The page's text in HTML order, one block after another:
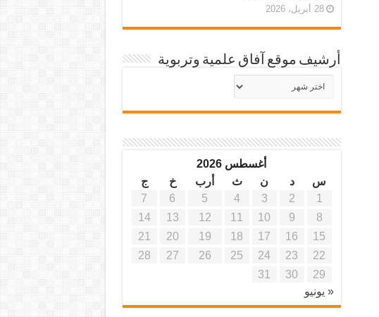
28 أبريل، 2026
أرشيف موقع آفاق علمية وتربوية
أرشيف
موقع
أغسطس 2026
س
د ن ث أرب خ
ج
1
2
3
4
5
6
7
8
9
10
11
12
13
14
15
16
17
18
19
20
21
22
23
24
25
26
27
28
29
30
31
« يونيو